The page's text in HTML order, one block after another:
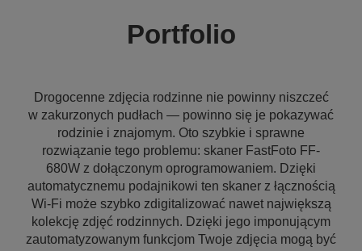
Portfolio
Drogocenne zdjęcia rodzinne nie powinny niszczeć
w zakurzonych pudłach — powinno się je pokazywać
rodzinie i znajomym. Oto szybkie i sprawne
rozwiązanie tego problemu: skaner FastFoto FF-
680W z dołączonym oprogramowaniem. Dzięki
automatycznemu podajnikowi ten skaner z łącznością
Wi-Fi może szybko zdigitalizować nawet największą
kolekcję zdjęć rodzinnych. Dzięki jego imponującym
zautomatyzowanym funkcjom Twoje zdjęcia mogą być